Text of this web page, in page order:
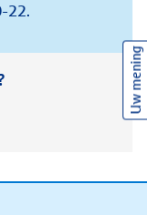
22.
Uw mening